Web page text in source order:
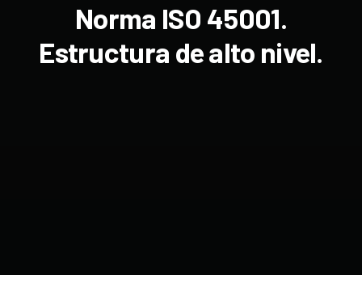
Norma ISO 45001.
Estructura de alto nivel.